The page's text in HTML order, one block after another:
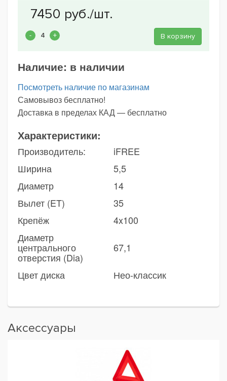
В корзину
Наличие: в наличии
Посмотреть наличие по магазинам
Самовывоз бесплатно!
Доставка в пределах КАД — бесплатно
Характеристики:
Производитель:
iFREE
Ширина
5,5
Диаметр
14
Вылет (ET)
35
Крепёж
4x100
Диаметр
центрального
отверстия (Dia)
67,1
Цвет диска Нео-классик
Аксессуары